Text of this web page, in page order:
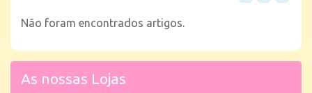
Não foram encontrados artigos.
As nossas Lojas